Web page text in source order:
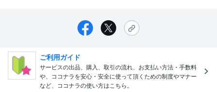
ご利用ガイド
サービスの出品、購入、取引の流れ、お支払い方法・手数料
や、ココナラを安心・安全に使って頂くための制度やマナー
など、ココナラの使い方はこちら。